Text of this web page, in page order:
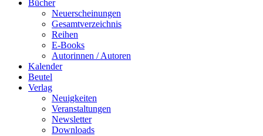
Bücher
Neuerscheinungen
Gesamtverzeichnis
Reihen
E-Books
Autorinnen / Autoren
Kalender
Beutel
Verlag
Neuigkeiten
Veranstaltungen
Newsletter
Downloads